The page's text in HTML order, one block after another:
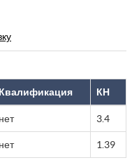
Квалификация КН
нет 3.4
нет 1.39